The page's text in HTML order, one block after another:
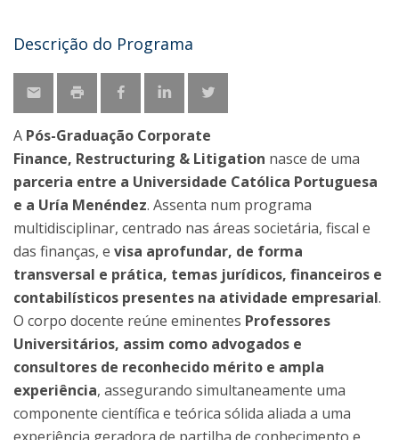
Descrição do Programa
A Pós-Graduação Corporate
Finance, Restructuring & Litigation nasce de uma
parceria entre a Universidade Católica Portuguesa
e a Uría Menéndez. Assenta num programa
multidisciplinar, centrado nas áreas societária, fiscal e
das finanças, e visa aprofundar, de forma
transversal e prática, temas jurídicos, financeiros e
contabilísticos presentes na atividade empresarial.
O corpo docente reúne eminentes Professores
Universitários, assim como advogados e
consultores de reconhecido mérito e ampla
experiência, assegurando simultaneamente uma
componente científica e teórica sólida aliada a uma